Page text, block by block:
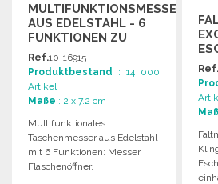
MULTIFUNKTIONSMESSER
AUS EDELSTAHL - 6
FUNKTIONEN ZU
GROSSHANDELSPREISEN
Ref.10-16915
Produktbestand : 14 000
Artikel
Maße : 2 x 7.2 cm
Multifunktionales
Taschenmesser aus Edelstahl
mit 6 Funktionen: Messer,
Flaschenöffner,
Ref.